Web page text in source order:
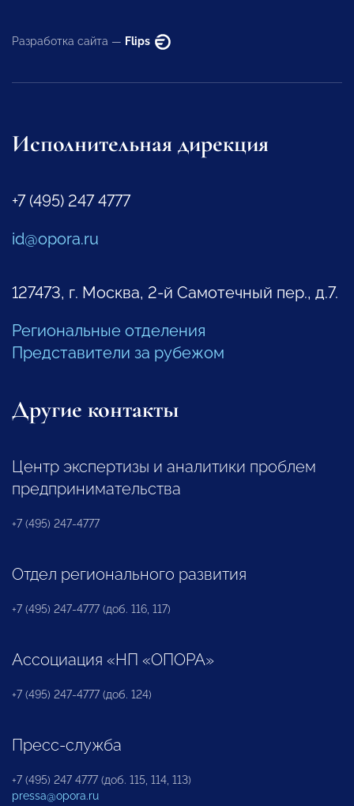
Разработка сайта — Flips
Исполнительная дирекция
+7 (495) 247 4777
id@opora.ru
127473, г. Москва, 2-й Самотечный пер., д.7.
Региональные отделения
Представители за рубежом
Другие контакты
Центр экспертизы и аналитики проблем
предпринимательства
+7 (495) 247-4777
Отдел регионального развития
+7 (495) 247-4777 (доб. 116, 117)
Ассоциация «НП «ОПОРА»
+7 (495) 247-4777 (доб. 124)
Пресс-служба
+7 (495) 247 4777 (доб. 115, 114, 113)
pressa@opora.ru